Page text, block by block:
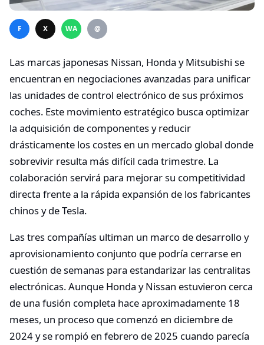
F X WA @
Las marcas japonesas Nissan, Honda y Mitsubishi se
encuentran en negociaciones avanzadas para unificar
las unidades de control electrónico de sus próximos
coches. Este movimiento estratégico busca optimizar
la adquisición de componentes y reducir
drásticamente los costes en un mercado global donde
sobrevivir resulta más difícil cada trimestre. La
colaboración servirá para mejorar su competitividad
directa frente a la rápida expansión de los fabricantes
chinos y de Tesla.
Las tres compañías ultiman un marco de desarrollo y
aprovisionamiento conjunto que podría cerrarse en
cuestión de semanas para estandarizar las centralitas
electrónicas. Aunque Honda y Nissan estuvieron cerca
de una fusión completa hace aproximadamente 18
meses, un proceso que comenzó en diciembre de
2024 y se rompió en febrero de 2025 cuando parecía